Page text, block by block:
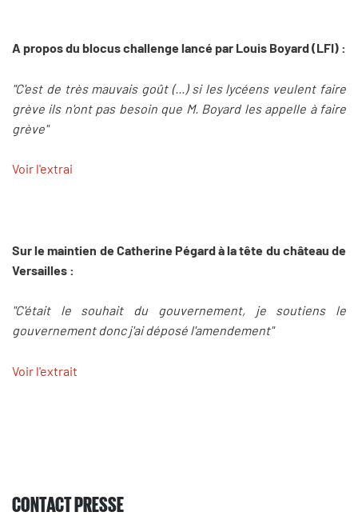
A propos du blocus challenge lancé par Louis Boyard (LFI) :
"C'est de très mauvais goût (...) si les lycéens veulent faire
grève ils n'ont pas besoin que M. Boyard les appelle à faire
grève"
Voir l'extrai
Sur le maintien de Catherine Pégard à la tête du château de
Versailles :
"C'était le souhait du gouvernement, je soutiens le
gouvernement donc j'ai déposé l'amendement"
Voir l'extrait
CONTACT PRESSE